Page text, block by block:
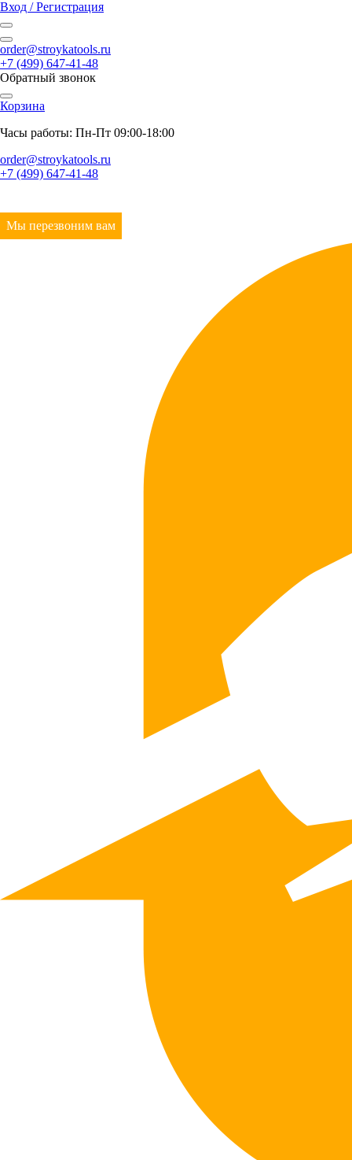
Вход / Регистрация
order@stroykatools.ru
+7 (499) 647-41-48
Обратный звонок
Корзина
Часы работы: Пн-Пт 09:00-18:00
order@stroykatools.ru
+7 (499) 647-41-48
Мы перезвоним вам